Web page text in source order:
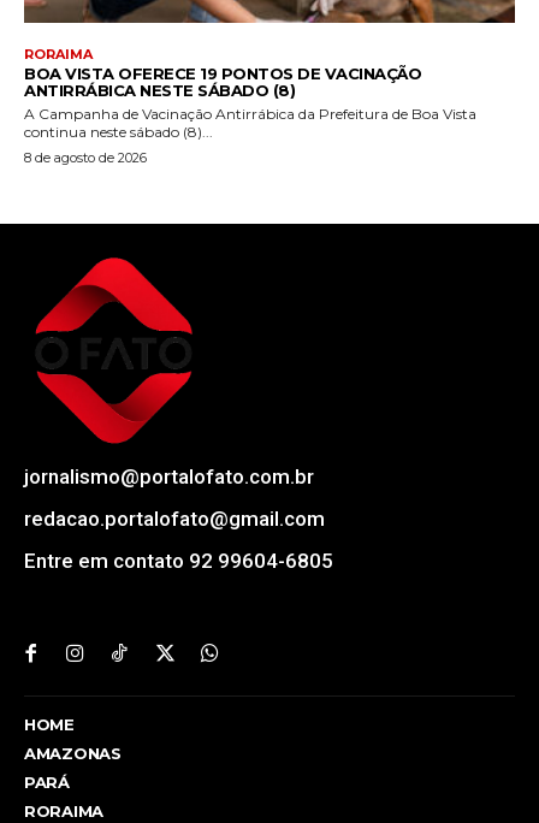
RORAIMA
BOA VISTA OFERECE 19 PONTOS DE VACINAÇÃO
ANTIRRÁBICA NESTE SÁBADO (8)
A Campanha de Vacinação Antirrábica da Prefeitura de Boa Vista
continua neste sábado (8)...
8 de agosto de 2026
jornalismo@portalofato.com.br
redacao.portalofato@gmail.com
Entre em contato 92 99604-6805
HOME
AMAZONAS
PARÁ
RORAIMA